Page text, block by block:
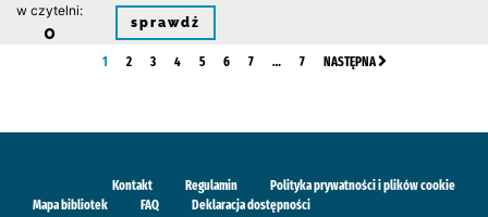
w czytelni:
0 sprawdź
1 2 3 4 5 6 7 … 7 NASTĘPNA
Kontakt Regulamin
Polityka prywatności i plików cookie
Mapa bibliotek
FAQ Deklaracja dostępności